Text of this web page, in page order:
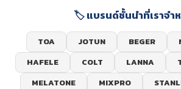
🏷️ แบรนด์ชั้นนำที่เราจำ
TOA JOTUN BEGER
HAFELE
COLT LANNA
MELATONE
MIXPRO